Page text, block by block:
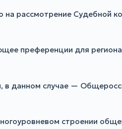
рассмотрение Судебной
преференции для
в данном случае —
строении